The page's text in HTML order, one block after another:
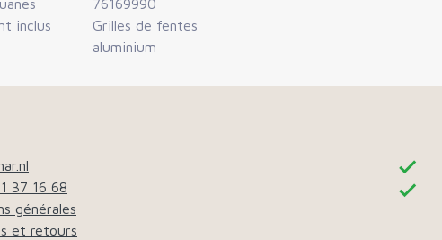
76169990
inclus
Grilles de fentes
aluminium
37 16 68
générales
et retours
done
done